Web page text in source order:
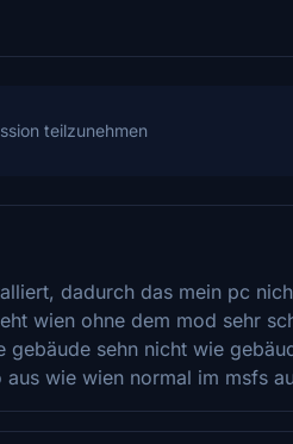
teilzunehmen
dadurch das mein pc
wien ohne dem mod sehr
gebäude sehn nicht wie
wie wien normal im msfs